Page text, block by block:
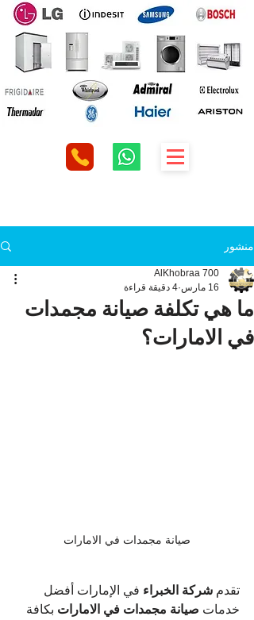
منشور
ما هي تكلفة صيانة مجمدات
في الامارات؟
AlKhobraa 700
16 مارس
4 دقيقة قراءة
صيانة مجمدات في الامارات
تقدم شركة الخبراء في الإمارات أفضل
خدمات صيانة مجمدات في الامارات بكافة